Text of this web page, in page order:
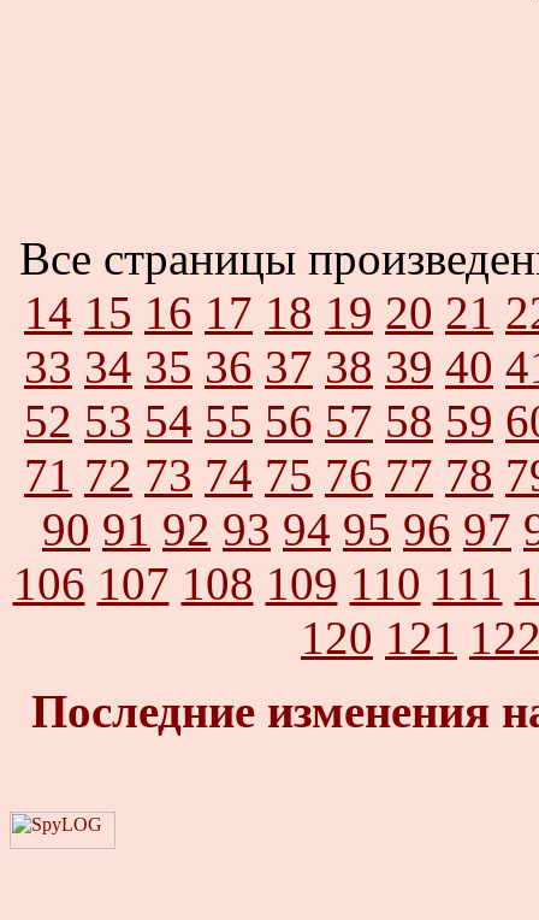
Все страницы
14 15 16 17 18 19 20 21
33 34 35 36 37 38 39 40
52 53 54 55 56 57 58 59
71 72 73 74 75 76 77 78
90 91 92 93 94 95 96 97
106 107 108 109 110 111
120 121
Последние изменения